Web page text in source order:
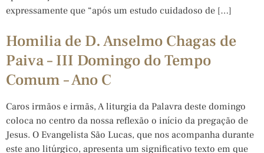
expressamente que “após um estudo cuidadoso de […]
Homilia de D. Anselmo Chagas de
Paiva – III Domingo do Tempo
Comum – Ano C
Caros irmãos e irmãs, A liturgia da Palavra deste domingo
coloca no centro da nossa reflexão o início da pregação de
Jesus. O Evangelista São Lucas, que nos acompanha durante
este ano litúrgico, apresenta um significativo texto em que